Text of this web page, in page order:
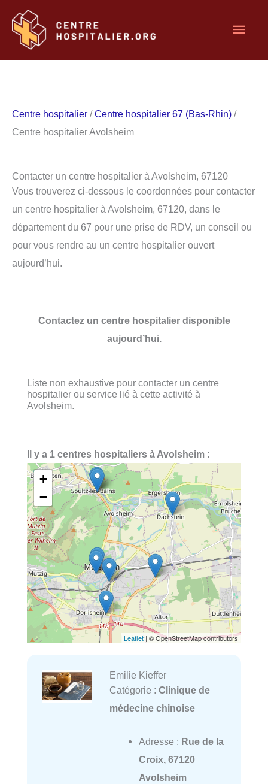
contenu
Centre hospitalier /Centre hospitalier 67 (Bas-Rhin) /
Centre hospitalier Avolsheim
Contacter un centre hospitalier à Avolsheim, 67120
Vous trouverez ci-dessous le coordonnées pour contacter
un centre hospitalier à Avolsheim, 67120, dans le
département du 67 pour une prise de RDV, un conseil ou
pour vous rendre au un centre hospitalier ouvert
aujourd’hui.
Contactez un centre hospitalier disponible
aujourd’hui.
Liste non exhaustive pour contacter un centre
hospitalier ou service lié à cette activité à
Avolsheim.
Il y a 1 centres hospitaliers à Avolsheim :
+
−
Leaflet | © OpenStreetMap contributors
Emilie Kieffer
Catégorie : Clinique de
médecine chinoise
Adresse : Rue de la
Croix, 67120
Avolsheim